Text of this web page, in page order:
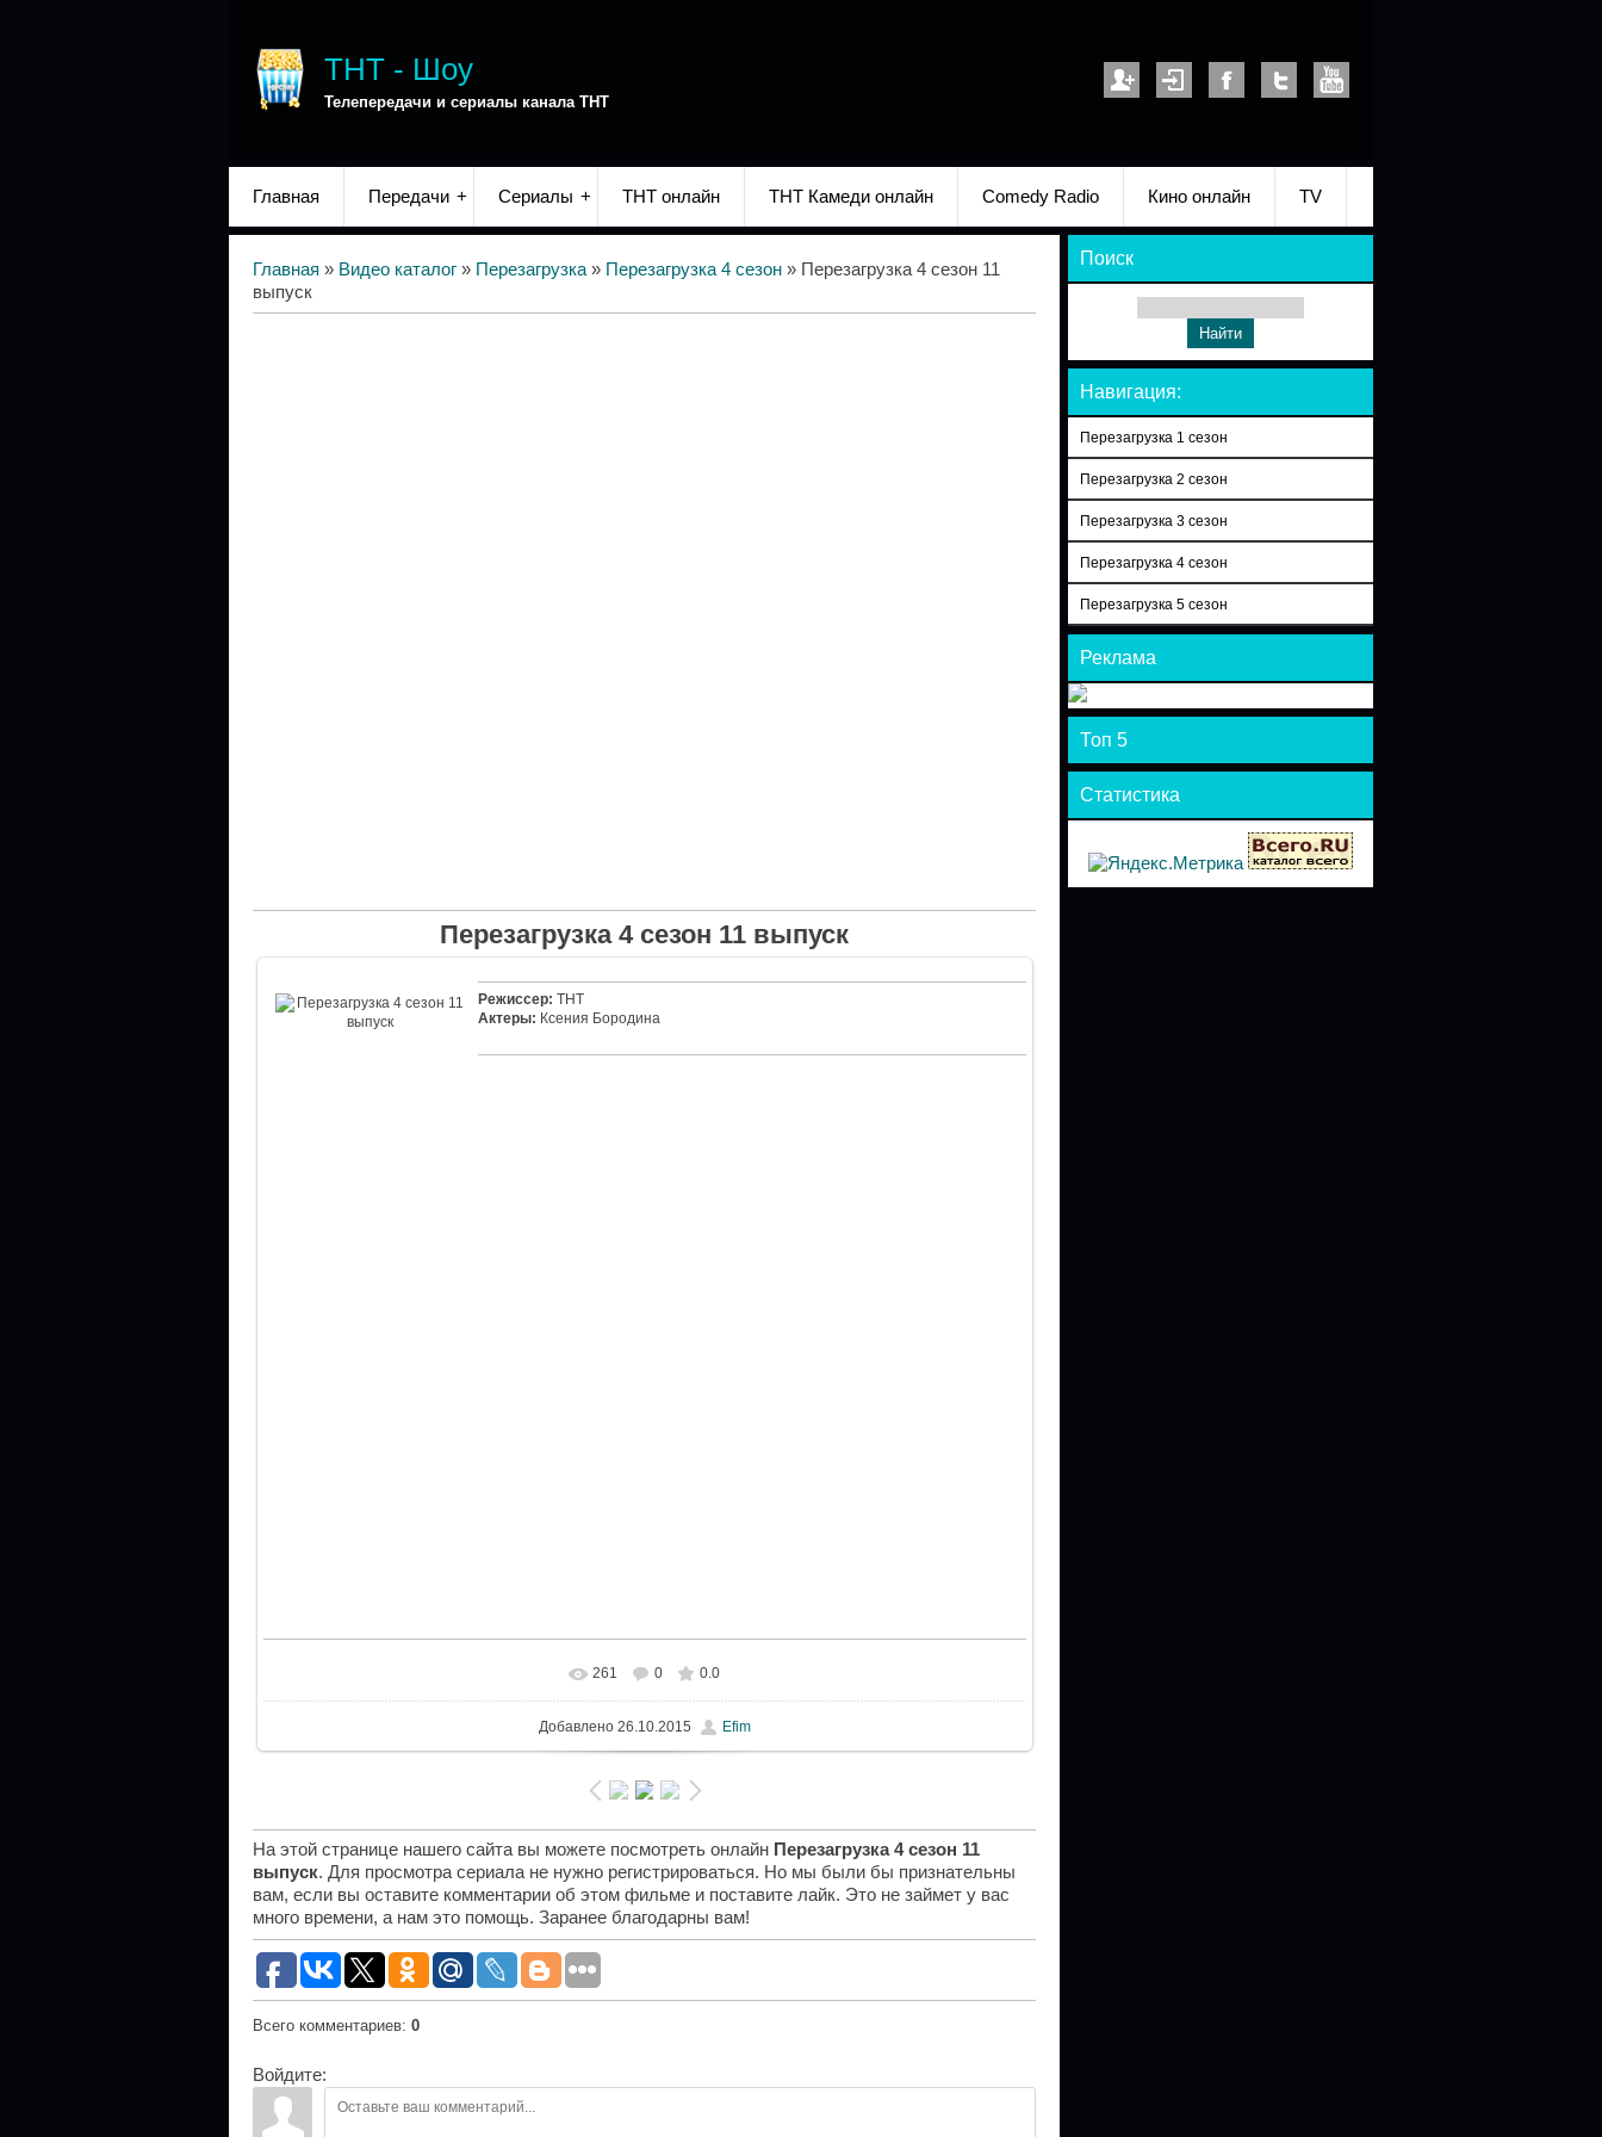
ТНТ - Шоу
Телепередачи и сериалы канала ТНТ
Главная Передачи Сериалы ТНТ онлайн ТНТ Камеди онлайн Comedy Radio Кино онлайн TV
Главная » Видео каталог » Перезагрузка » Перезагрузка 4 сезон » Перезагрузка 4 сезон 11
выпуск
Перезагрузка 4 сезон 11 выпуск
Режиссер: ТНТ
Актеры: Ксения Бородина
261 0 0.0
Добавлено26.10.2015 Efim
На этой странице нашего сайта вы можете посмотреть онлайн Перезагрузка 4 сезон 11
выпуск. Для просмотра сериала не нужно регистрироваться. Но мы были бы признательны
вам, если вы оставите комментарии об этом фильме и поставите лайк. Это не займет у вас
много времени, а нам это помощь. Заранее благодарны вам!
Всего комментариев: 0
Войдите:
Поиск
Навигация:
Перезагрузка 1 сезон
Перезагрузка 2 сезон
Перезагрузка 3 сезон
Перезагрузка 4 сезон
Перезагрузка 5 сезон
Реклама
Топ 5
Статистика